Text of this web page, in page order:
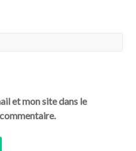
et mon site dans le